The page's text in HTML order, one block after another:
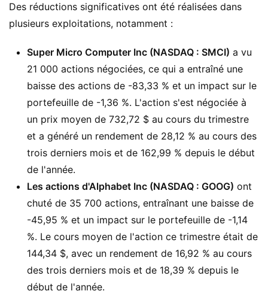
Des réductions significatives ont été réalisées dans
plusieurs exploitations, notamment :
Super Micro Computer Inc (NASDAQ : SMCI) a vu
21 000 actions négociées, ce qui a entraîné une
baisse des actions de -83,33 % et un impact sur le
portefeuille de -1,36 %. L'action s'est négociée à
un prix moyen de 732,72 $ au cours du trimestre
et a généré un rendement de 28,12 % au cours des
trois derniers mois et de 162,99 % depuis le début
de l'année.
Les actions d'Alphabet Inc (NASDAQ : GOOG) ont
chuté de 35 700 actions, entraînant une baisse de
-45,95 % et un impact sur le portefeuille de -1,14
%. Le cours moyen de l'action ce trimestre était de
144,34 $, avec un rendement de 16,92 % au cours
des trois derniers mois et de 18,39 % depuis le
début de l'année.